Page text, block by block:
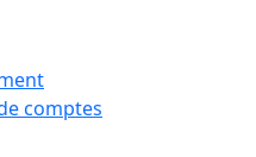
comptes